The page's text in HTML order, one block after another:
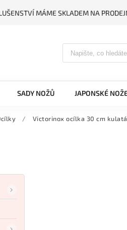
MÁME SKLADEM NA
SADY NOŽŮ JAPONSKÉ
/ Victorinox ocílka 30 cm kulatá